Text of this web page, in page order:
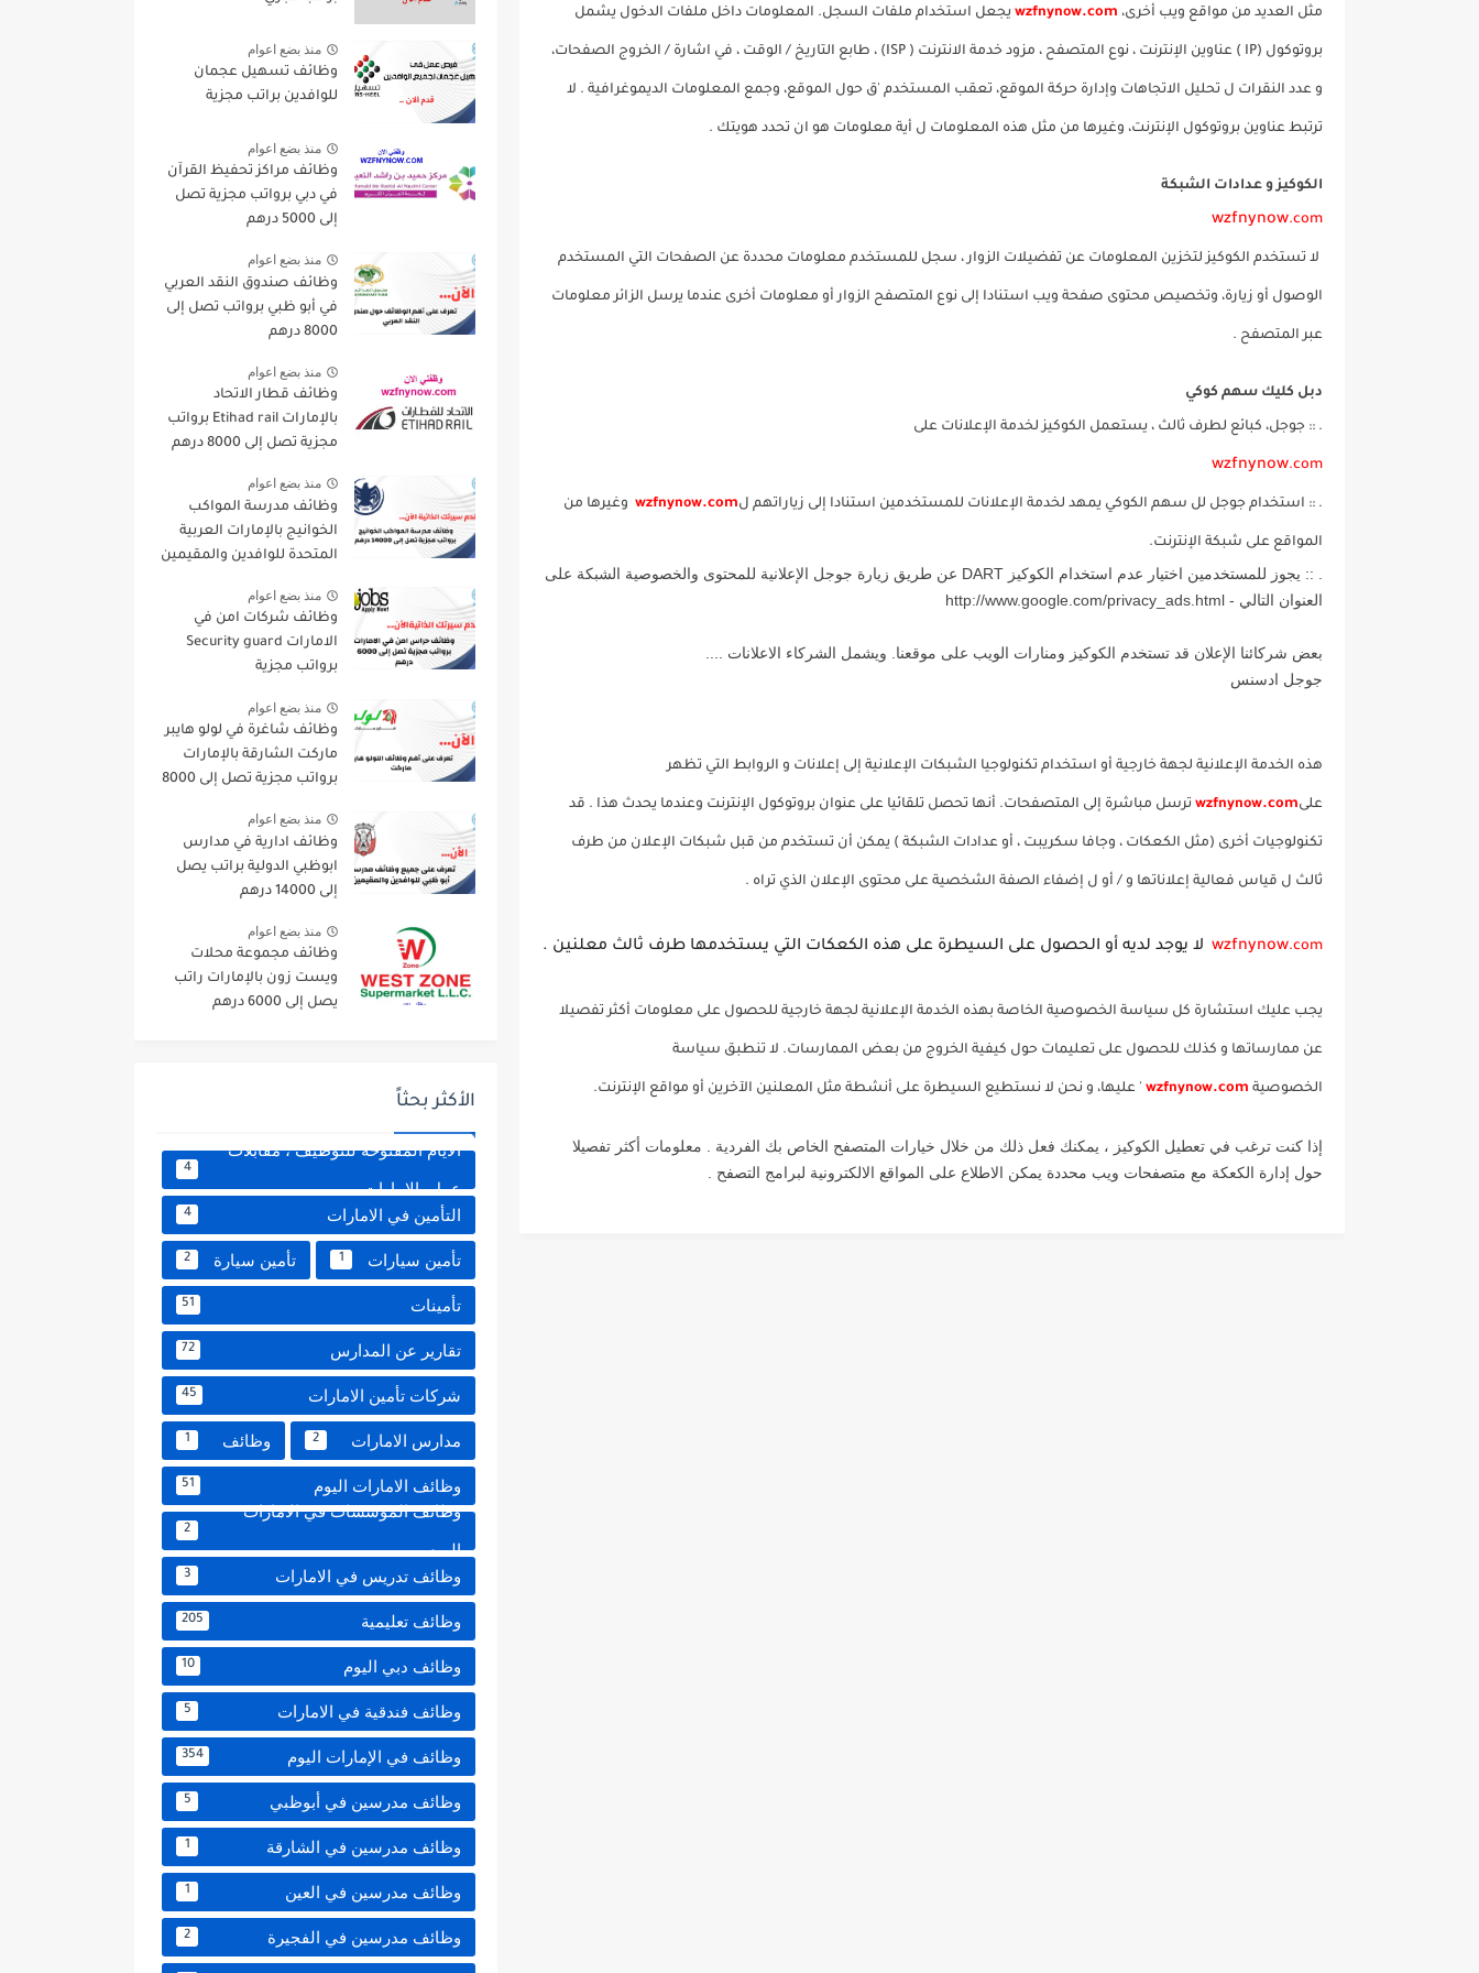
مثل العديد من مواقع ويب أخرى، wzfnynow.com يجعل استخدام ملفات السجل. المعلومات داخل ملفات الدخول يشمل
بروتوكول (IP ) عناوين الإنترنت ، نوع المتصفح ، مزود خدمة الانترنت ( ISP) ، طابع التاريخ / الوقت ، في اشارة / الخروج الصفحات،
و عدد النقرات ل تحليل الاتجاهات وإدارة حركة الموقع، تعقب المستخدم 'ق حول الموقع، وجمع المعلومات الديموغرافية . لا
ترتبط عناوين بروتوكول الإنترنت، وغيرها من مثل هذه المعلومات ل أية معلومات هو ان تحدد هويتك .
الكوكيز و عدادات الشبكة
wzfnynow.com
لا تستخدم الكوكيز لتخزين المعلومات عن تفضيلات الزوار ، سجل للمستخدم معلومات محددة عن الصفحات التي المستخدم
الوصول أو زيارة، وتخصيص محتوى صفحة ويب استنادا إلى نوع المتصفح الزوار أو معلومات أخرى عندما يرسل الزائر معلومات
عبر المتصفح .
دبل كليك سهم كوكي
. :: جوجل، كبائع لطرف ثالث ، يستعمل الكوكيز لخدمة الإعلانات على
wzfnynow.com
. :: استخدام جوجل لل سهم الكوكي يمهد لخدمة الإعلانات للمستخدمين استنادا إلى زياراتهم ل wzfnynow.com وغيرها من
المواقع على شبكة الإنترنت.
. :: يجوز للمستخدمين اختيار عدم استخدام الكوكيز DART عن طريق زيارة جوجل الإعلانية للمحتوى والخصوصية الشبكة على
العنوان التالي - http://www.google.com/privacy_ads.html
بعض شركائنا الإعلان قد تستخدم الكوكيز ومنارات الويب على موقعنا. ويشمل الشركاء الاعلانات ....
جوجل ادسنس
هذه الخدمة الإعلانية لجهة خارجية أو استخدام تكنولوجيا الشبكات الإعلانية إلى إعلانات و الروابط التي تظهر
على wzfnynow.com ترسل مباشرة إلى المتصفحات. أنها تحصل تلقائيا على عنوان بروتوكول الإنترنت وعندما يحدث هذا . قد
تكنولوجيات أخرى (مثل الكعكات ، وجافا سكريبت ، أو عدادات الشبكة ) يمكن أن تستخدم من قبل شبكات الإعلان من طرف
ثالث ل قياس فعالية إعلاناتها و / أو ل إضفاء الصفة الشخصية على محتوى الإعلان الذي تراه .
wzfnynow.com لا يوجد لديه أو الحصول على السيطرة على هذه الكعكات التي يستخدمها طرف ثالث معلنين .
يجب عليك استشارة كل سياسة الخصوصية الخاصة بهذه الخدمة الإعلانية لجهة خارجية للحصول على معلومات أكثر تفصيلا
عن ممارساتها و كذلك للحصول على تعليمات حول كيفية الخروج من بعض الممارسات. لا تنطبق سياسة
الخصوصية wzfnynow.com ' عليها، و نحن لا نستطيع السيطرة على أنشطة مثل المعلنين الآخرين أو مواقع الإنترنت.
إذا كنت ترغب في تعطيل الكوكيز ، يمكنك فعل ذلك من خلال خيارات المتصفح الخاص بك الفردية . معلومات أكثر تفصيلا
حول إدارة الكعكة مع متصفحات ويب محددة يمكن الاطلاع على المواقع الالكترونية لبرامج التصفح .
منذ بضع اعوام
وظائف تسهيل عجمان
للوافدين براتب مجزية
منذ بضع اعوام
وظائف مراكز تحفيظ القرآن
في دبي برواتب مجزية تصل
إلى 5000 درهم
منذ بضع اعوام
وظائف صندوق النقد العربي
في أبو ظبي برواتب تصل إلى
8000 درهم
منذ بضع اعوام
وظائف قطار الاتحاد
بالإمارات Etihad rail برواتب
مجزية تصل إلى 8000 درهم
منذ بضع اعوام
وظائف مدرسة المواكب
الخوانيج بالإمارات العربية
المتحدة للوافدين والمقيمين
منذ بضع اعوام
وظائف شركات امن في
الامارات Security guard
برواتب مجزية
منذ بضع اعوام
وظائف شاغرة في لولو هايبر
ماركت الشارقة بالإمارات
برواتب مجزية تصل إلى 8000
منذ بضع اعوام
وظائف ادارية في مدارس
ابوظبي الدولية براتب يصل
إلى 14000 درهم
منذ بضع اعوام
وظائف مجموعة محلات
ويست زون بالإمارات راتب
يصل إلى 6000 درهم
الأكثر بحثاً
الايام المفتوحة للتوظيف ، مقابلات
عمل بالامارات
4
التأمين في الامارات 4
تأمين سيارات 1 تأمين سيارة 2
تأمينات 51
تقارير عن المدارس 72
شركات تأمين الامارات 45
مدارس الامارات 2 وظائف 1
وظائف الامارات اليوم 51
وظائف المؤسسات في الامارات
اليوم
2
وظائف تدريس في الامارات 3
وظائف تعليمية 205
وظائف دبي اليوم 10
وظائف فندقية في الامارات 5
وظائف في الإمارات اليوم 354
وظائف مدرسين في أبوظبي 5
وظائف مدرسين في الشارقة 1
وظائف مدرسين في العين 1
وظائف مدرسين في الفجيرة 2